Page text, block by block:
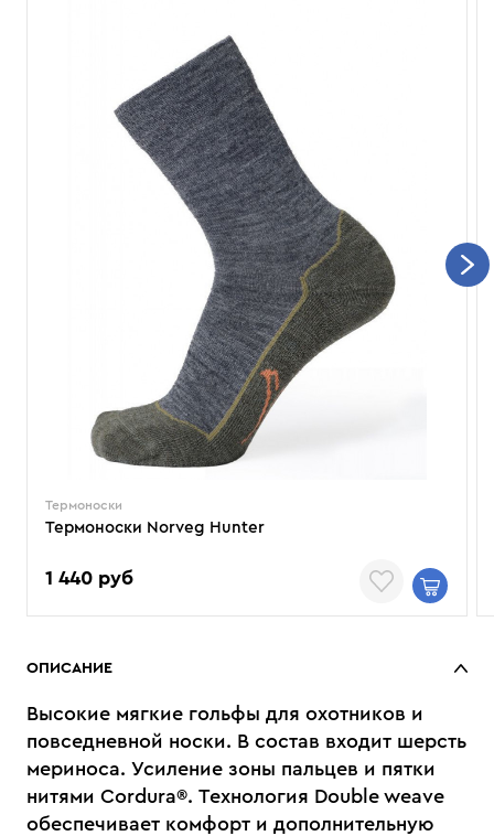
Термоноски
Термоноски Norveg Hunter
1 440 руб
ОПИСАНИЕ
Высокие мягкие гольфы для охотников и
повседневной носки. В состав входит шерсть
мериноса. Усиление зоны пальцев и пятки
нитями Cordura®. Технология Double weave
обеспечивает комфорт и дополнительную